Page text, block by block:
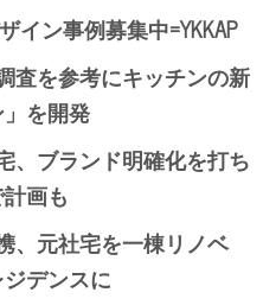
イン事例募集中=YKKAP
査を参考にキッチンの新
を開発
、ブランド明確化を打ち
画も
、元社宅を一棟リノベ
デンスに